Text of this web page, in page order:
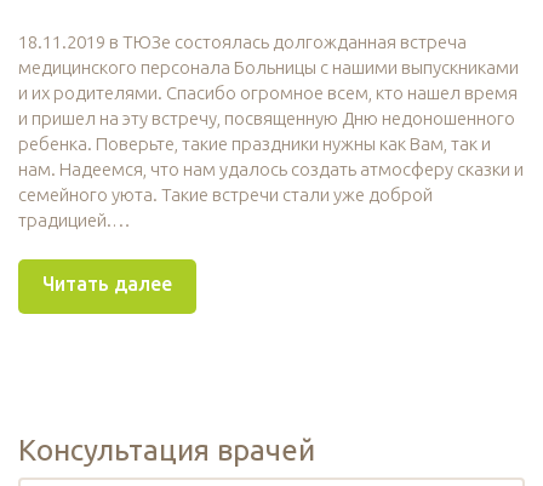
18.11.2019 в ТЮЗе состоялась долгожданная встреча
медицинского персонала Больницы с нашими выпускниками
и их родителями. Спасибо огромное всем, кто нашел время
и пришел на эту встречу, посвященную Дню недоношенного
ребенка. Поверьте, такие праздники нужны как Вам, так и
нам. Надеемся, что нам удалось создать атмосферу сказки и
семейного уюта. Такие встречи стали уже доброй
традицией.…
Читать далее
Консультация врачей